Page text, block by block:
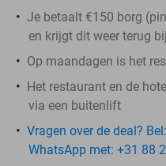
Je betaalt €150 borg
en krijgt dit weer terug
Op maandagen is het
Het restaurant en de
via een buitenlift
Vragen over de deal?
WhatsApp met: +31 88